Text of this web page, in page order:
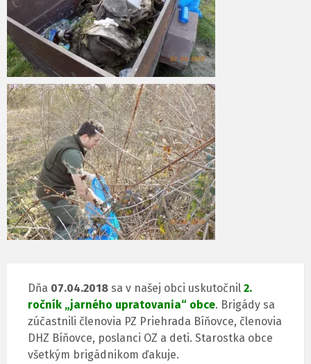
Dňa 07.04.2018 sa v našej obci uskutočnil 2.
ročník „jarného upratovania“ obce. Brigády sa
zúčastnili členovia PZ Priehrada Bíňovce, členovia
DHZ Bíňovce, poslanci OZ a deti. Starostka obce
všetkým brigádnikom ďakuje.